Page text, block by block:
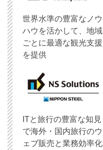
世界水準の豊富なノウ
ハウを活かして、地域
ごとに最適な観光支援
を提供
ITと旅行の豊富な知見
で海外・国内旅行のウ
ェブ販売と業務効率化